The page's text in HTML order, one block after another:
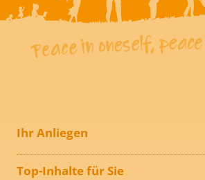
Ihr Anliegen
Top-Inhalte für Sie